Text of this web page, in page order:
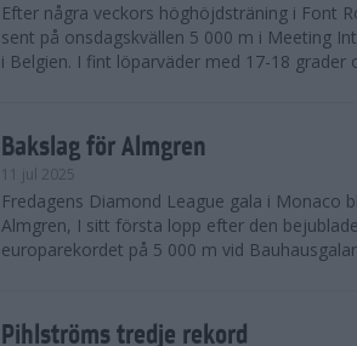
Efter några veckors höghöjdsträning i Font
sent på onsdagskvällen 5 000 m i Meeting
i Belgien. I fint löparväder med 17-18 grader
Bakslag för Almgren
11 jul 2025
Fredagens Diamond League gala i Monaco
Almgren, I sitt första lopp efter den
europarekordet på 5 000 m vid
Pihlströms tredje rekord